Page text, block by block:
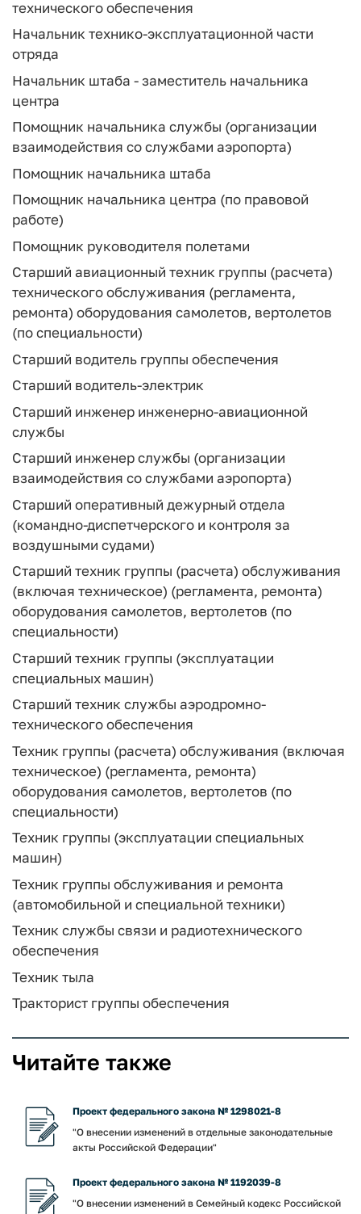
технического обеспечения
Начальник технико-эксплуатационной части
отряда
Начальник штаба - заместитель начальника
центра
Помощник начальника службы (организации
взаимодействия со службами аэропорта)
Помощник начальника штаба
Помощник начальника центра (по правовой
работе)
Помощник руководителя полетами
Старший авиационный техник группы (расчета)
технического обслуживания (регламента,
ремонта) оборудования самолетов, вертолетов
(по специальности)
Старший водитель группы обеспечения
Старший водитель-электрик
Старший инженер инженерно-авиационной
службы
Старший инженер службы (организации
взаимодействия со службами аэропорта)
Старший оперативный дежурный отдела
(командно-диспетчерского и контроля за
воздушными судами)
Старший техник группы (расчета) обслуживания
(включая техническое) (регламента, ремонта)
оборудования самолетов, вертолетов (по
специальности)
Старший техник группы (эксплуатации
специальных машин)
Старший техник службы аэродромно-
технического обеспечения
Техник группы (расчета) обслуживания (включая
техническое) (регламента, ремонта)
оборудования самолетов, вертолетов (по
специальности)
Техник группы (эксплуатации специальных
машин)
Техник группы обслуживания и ремонта
(автомобильной и специальной техники)
Техник службы связи и радиотехнического
обеспечения
Техник тыла
Тракторист группы обеспечения
Читайте также
Проект федерального закона № 1298021-8
"О внесении изменений в отдельные законодательные
акты Российской Федерации"
Проект федерального закона № 1192039-8
"О внесении изменений в Семейный кодекс Российской